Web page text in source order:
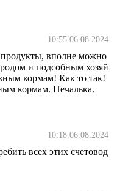
10:55 06.08.2024
вполне можно
и подсобным хозяй
кормам! Как то так!
кормам. Печалька.
10:18 06.08.2024
всех этих счетовод